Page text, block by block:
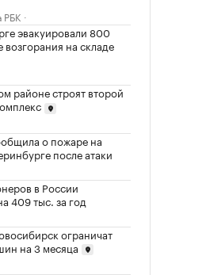
РБК
эвакуировали 800
возгорания на складе
районе строят второй
о пожаре на
после атаки
в России
409 тыс. за год
ограничат
на 3 месяца